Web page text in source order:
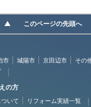
このページの先頭へ
市 城陽市 京田辺市
その
の方
いて リフォーム実績一覧